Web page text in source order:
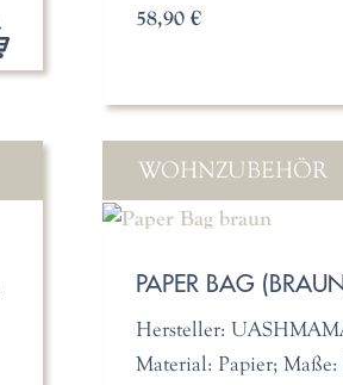
58,90 €
WOHNZUBEHÖR
PAPER BAG
Hersteller:
Material: Papier;